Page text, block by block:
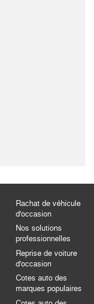
Rachat de véhicule
d'occasion
Nos solutions
professionnelles
Reprise de voiture
d'occasion
Cotes auto des
marques populaires